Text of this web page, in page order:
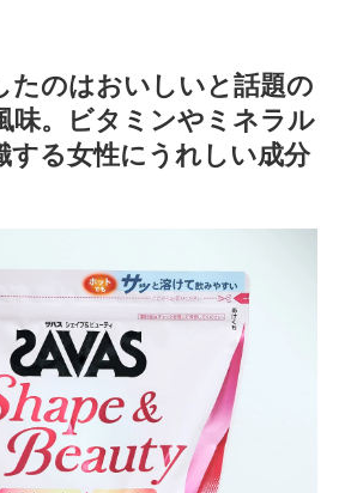
たのはおいしいと話題の
味。ビタミンやミネラル
する女性にうれしい成分